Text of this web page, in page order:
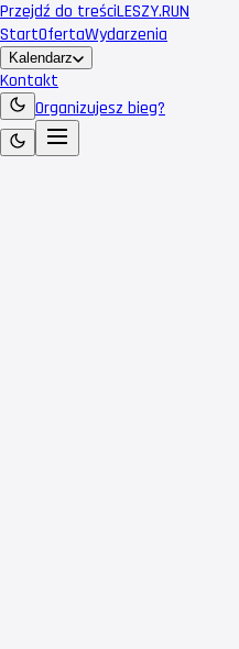
Przejdź do treściLESZY.RUN
StartOfertaWydarzenia
Kalendarz
Kontakt
Organizujesz bieg?